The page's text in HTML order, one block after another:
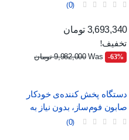
0
قیمت عادی
قیمت
3,693,340 تومان
تخفیف!
‎-63%
Was 9,982,000 تومان
دستگاه پخش کننده‌ی خودکار
صابون فوم‌ساز، بدون نیاز به
لمس
0